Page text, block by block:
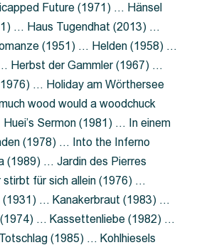
Future (1971) … Hänsel
… Haus Tugendhat (2013) …
(1951) … Helden (1958) …
Herbst der Gammler (1967) …
… Holiday am Wörthersee
wood would a woodchuck
Sermon (1981) … In einem
(1978) … Into the Inferno
(1989) … Jardin des Pierres
für sich allein (1976) …
(1931) … Kanakerbraut (1983) …
(1974) … Kassettenliebe (1982) …
(1985) … Kohlhiesels